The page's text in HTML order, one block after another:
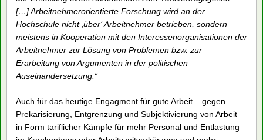
die Arbeiter*innenrechte massiv eingeschränkt wurden.
An der Hochschule für Wirtschaft und Politik (HWP) – der
Vorgängerin des Fachbereichs Sozialökonomie – wurde sich
an diesen Auseinandersetzungen aktiv beteiligt. Zahlreiche
gewerkschaftlich aktive (ehemalige) Studierende waren
zentrale Akteure in Tarifauseinandersetzungen. Es gab 12
fünf im Bereich Arbeitsrecht (heute noch 1). Laut
Forschungsbericht 1983-85 wurde gearbeitet
„zu Problemen
des Arbeitskampfrechts, Problemen des